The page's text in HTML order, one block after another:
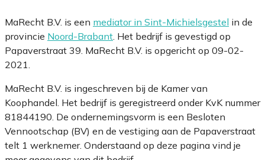
MaRecht B.V. is een mediator in Sint-Michielsgestel in de
provincie Noord-Brabant . Het bedrijf is gevestigd op
Papaverstraat 39. MaRecht B.V. is opgericht op 09-02-
2021.
MaRecht B.V. is ingeschreven bij de Kamer van
Koophandel. Het bedrijf is geregistreerd onder KvK nummer
81844190. De ondernemingsvorm is een Besloten
Vennootschap (BV) en de vestiging aan de Papaverstraat
telt 1 werknemer. Onderstaand op deze pagina vind je